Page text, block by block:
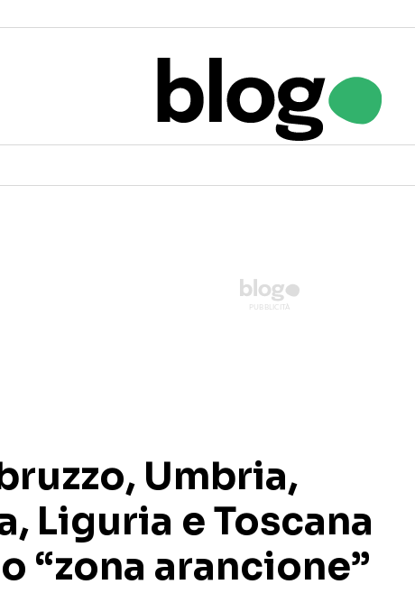
Umbria,
Liguria e Toscana
“zona arancione”